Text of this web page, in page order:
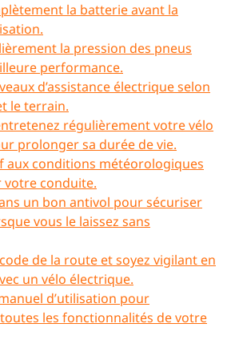
la batterie avant la
la pression des pneus
performance.
d’assistance électrique selon
le terrain.
régulièrement votre vélo
prolonger sa durée de vie.
aux conditions météorologiques
conduite.
un bon antivol pour sécuriser
vous le laissez sans
de la route et soyez vigilant en
un vélo électrique.
d’utilisation pour
les fonctionnalités de votre